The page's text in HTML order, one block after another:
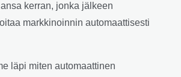
kerran, jonka jälkeen
markkinoinnin automaattisesti
läpi miten automaattinen